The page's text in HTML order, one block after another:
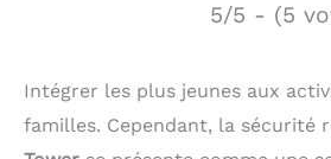
5/5 - (5
Intégrer les plus jeunes aux
familles. Cependant, la sécurité